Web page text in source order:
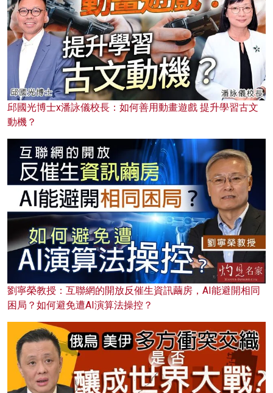
邱國光博士x潘詠儀校長：如何善用動畫遊戲 提升學習古文
動機？
劉寧榮教授：互聯網的開放反催生資訊繭房，AI能避開相同
困局？如何避免遭AI演算法操控？